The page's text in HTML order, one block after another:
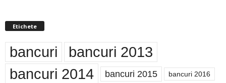
Etichete
bancuri bancuri 2013
bancuri 2014 bancuri 2015 bancuri 2016